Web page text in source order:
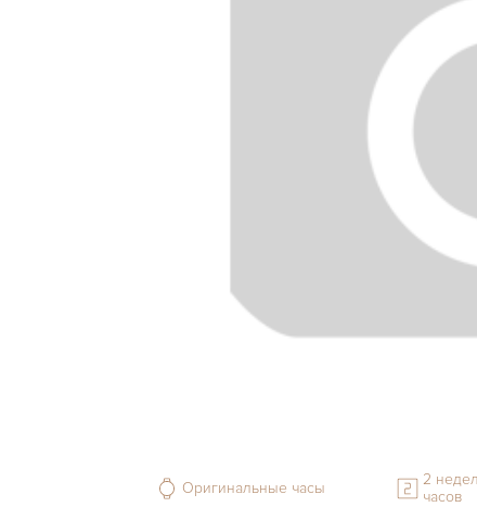
Оригинальные часы
2
часов